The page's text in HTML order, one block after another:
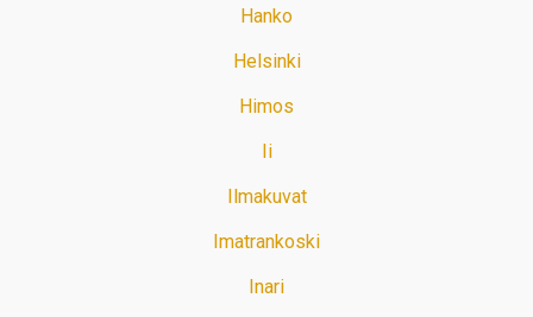
Hanko
Helsinki
Himos
Ii
Ilmakuvat
Imatrankoski
Inari